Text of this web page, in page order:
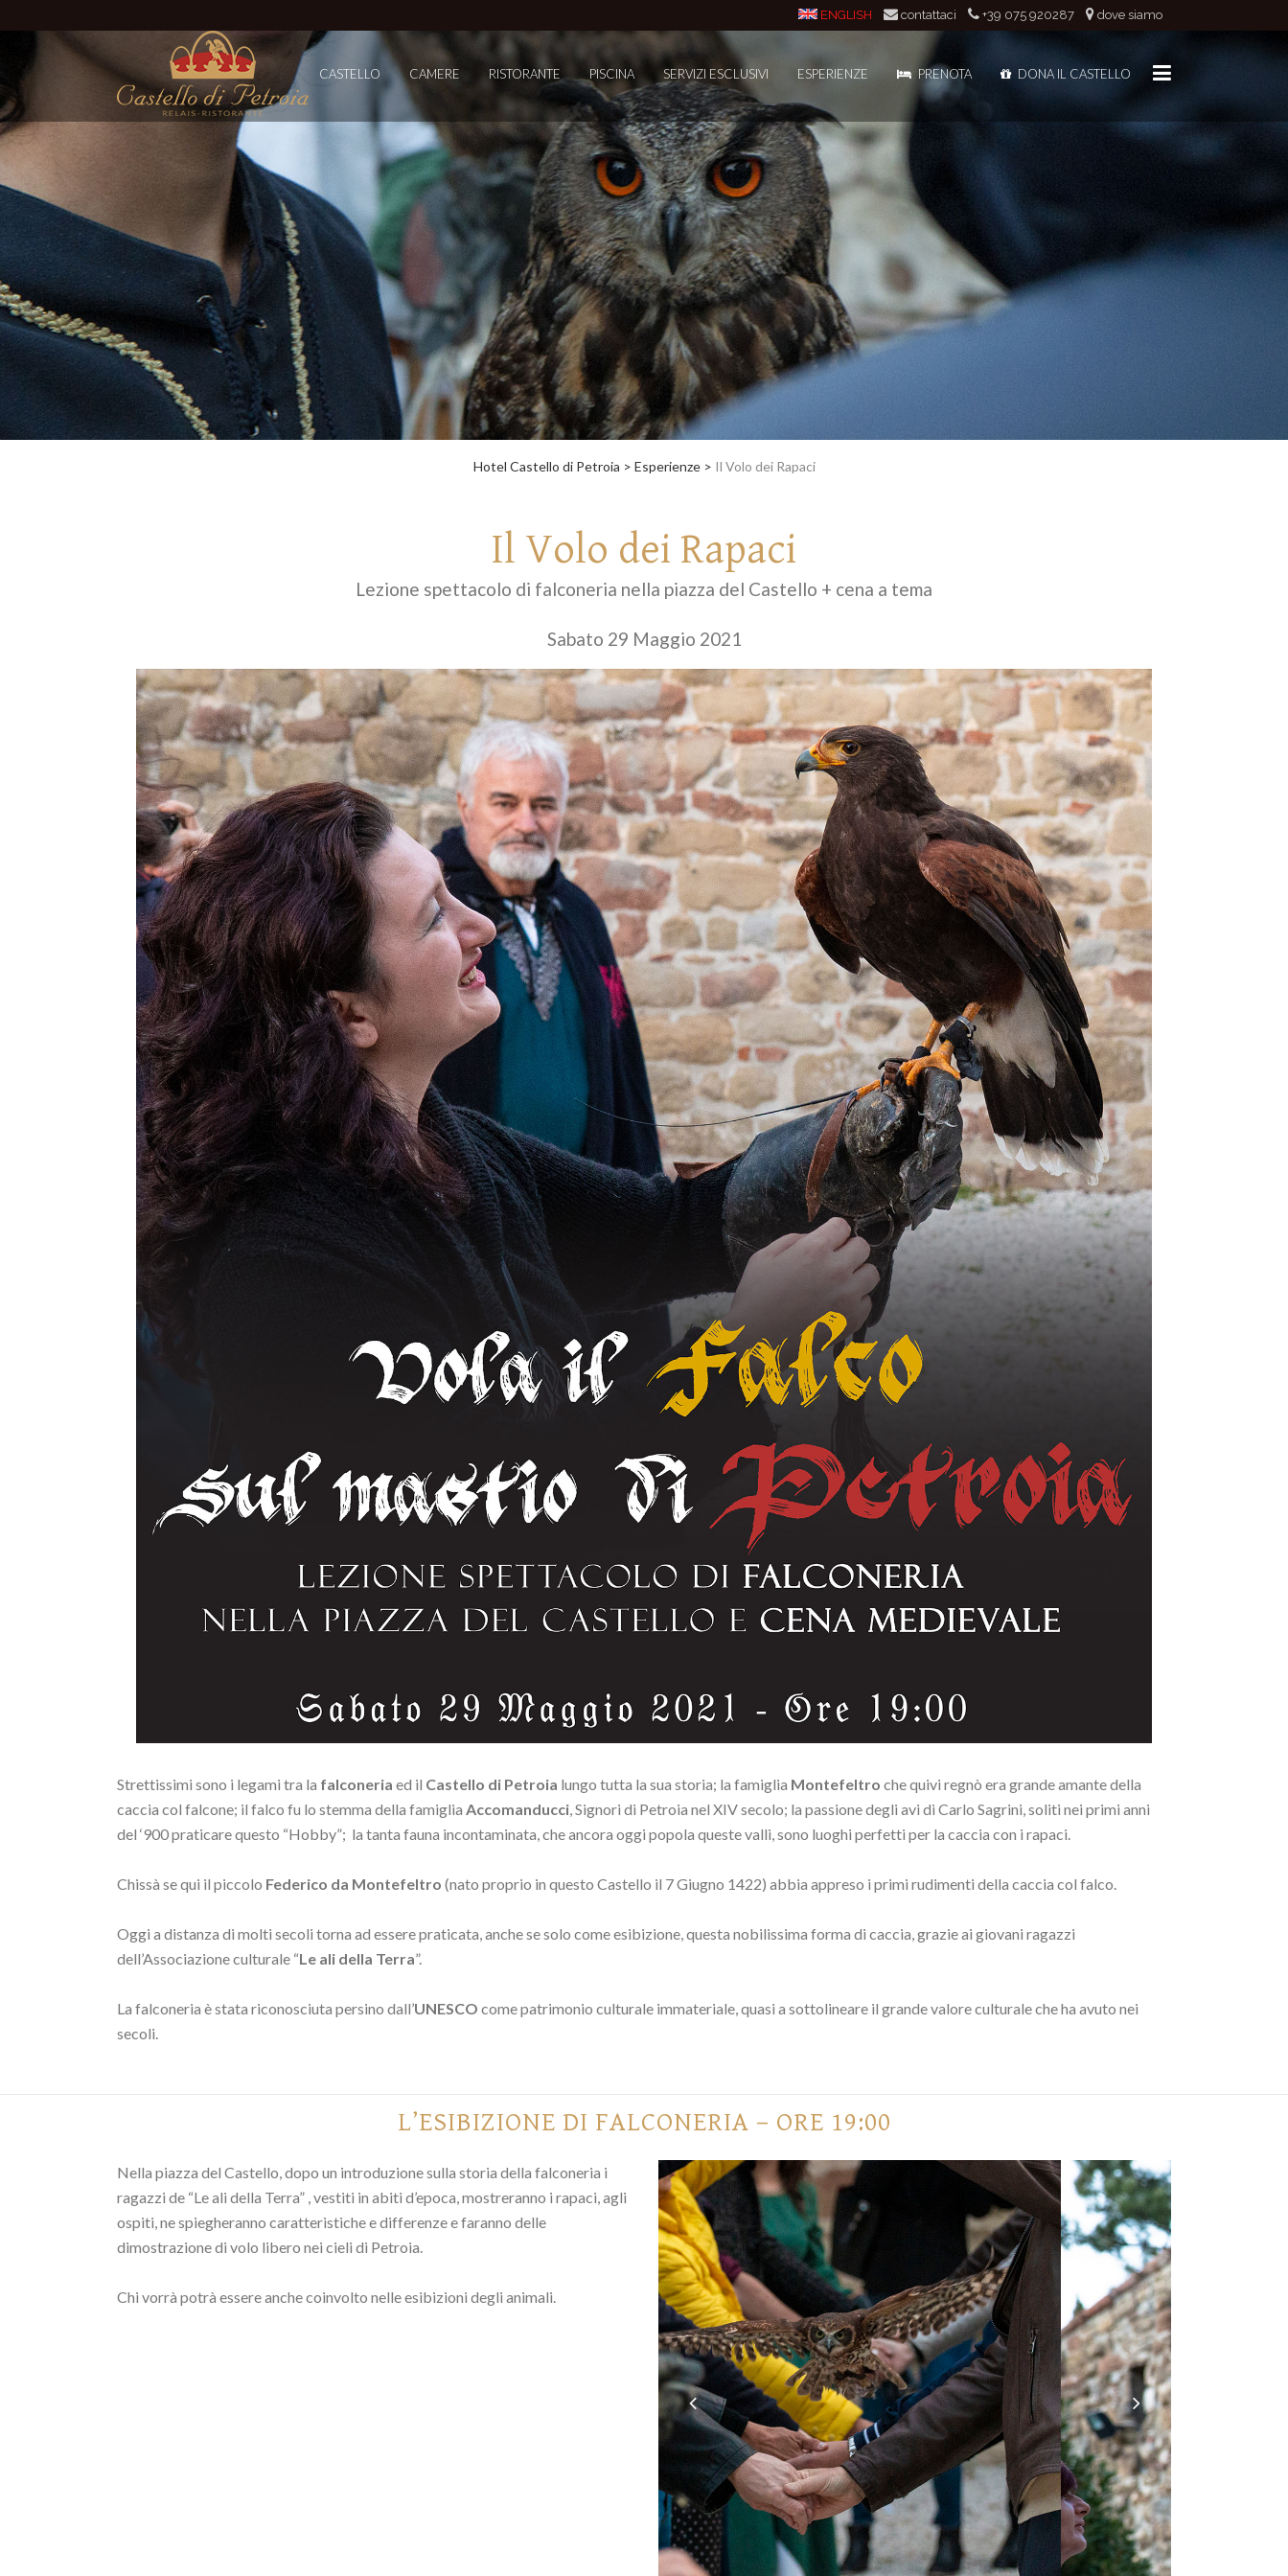
ENGLISH contattaci +39 075 920287 dove siamo
CASTELLO CAMERE RISTORANTE PISCINA SERVIZI ESCLUSIVI ESPERIENZE PRENOTA DONA IL CASTELLO
Hotel Castello di Petroia > Esperienze> Il Volo dei Rapaci
Il Volo dei Rapaci
Lezione spettacolo di falconeria nella piazza del Castello + cena a tema
Sabato 29 Maggio 2021
Strettissimi sono i legami tra la falconeria ed il Castello di Petroia lungo tutta la sua storia; la famiglia Montefeltro che quivi regnò era grande amante della
caccia col falcone; il falco fu lo stemma della famiglia Accomanducci, Signori di Petroia nel XIV secolo; la passione degli avi di Carlo Sagrini, soliti nei primi anni
del ‘900 praticare questo “Hobby”; la tanta fauna incontaminata, che ancora oggi popola queste valli, sono luoghi perfetti per la caccia con i rapaci.
Chissà se qui il piccolo Federico da Montefeltro (nato proprio in questo Castello il 7 Giugno 1422) abbia appreso i primi rudimenti della caccia col falco.
Oggi a distanza di molti secoli torna ad essere praticata, anche se solo come esibizione, questa nobilissima forma di caccia, grazie ai giovani ragazzi
dell’Associazione culturale “Le ali della Terra”.
La falconeria è stata riconosciuta persino dall’UNESCO come patrimonio culturale immateriale, quasi a sottolineare il grande valore culturale che ha avuto nei
secoli.
L’ESIBIZIONE DI FALCONERIA – ORE 19:00
Nella piazza del Castello, dopo un introduzione sulla storia della falconeria i
ragazzi de “Le ali della Terra” , vestiti in abiti d’epoca, mostreranno i rapaci, agli
ospiti, ne spiegheranno caratteristiche e differenze e faranno delle
dimostrazione di volo libero nei cieli di Petroia.
Chi vorrà potrà essere anche coinvolto nelle esibizioni degli animali.